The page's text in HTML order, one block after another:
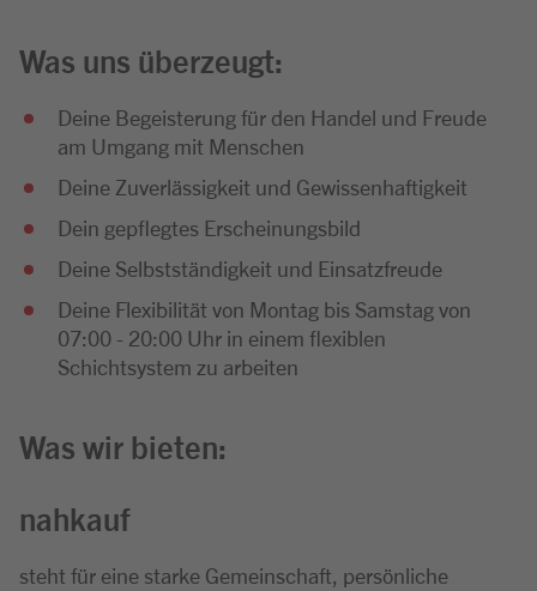
Was uns überzeugt:
Deine Begeisterung für den Handel und Freude
am Umgang mit Menschen
Deine Zuverlässigkeit und Gewissenhaftigkeit
Dein gepflegtes Erscheinungsbild
Deine Selbstständigkeit und Einsatzfreude
Deine Flexibilität von Montag bis Samstag von
07:00 - 20:00 Uhr in einem flexiblen
Schichtsystem zu arbeiten
Was wir bieten:
nahkauf
steht für eine starke Gemeinschaft, persönliche